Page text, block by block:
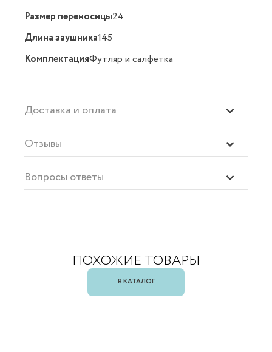
Размер переносицы24
Длина заушника145
КомплектацияФутляр и салфетка
Доставка и оплата
Отзывы
Вопросы ответы
ПОХОЖИЕ ТОВАРЫ
В КАТАЛОГ